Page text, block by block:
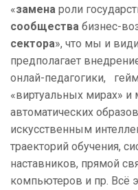
«замена роли
сообщества бизнес-
сектора», что мы и
предполагает
онлай-педагогики,
«виртуальных мирах» и
автоматических
искусственным
траекторий обучения,
наставников, прямой
компьютеров и пр. Всё